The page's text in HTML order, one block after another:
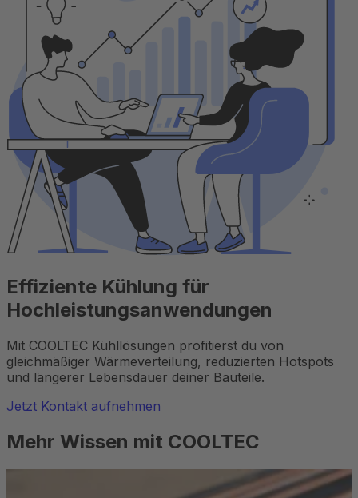
Effiziente Kühlung für
Hochleistungsanwendungen
Mit COOLTEC Kühllösungen profitierst du von
gleichmäßiger Wärmeverteilung, reduzierten Hotspots
und längerer Lebensdauer deiner Bauteile.
Jetzt Kontakt aufnehmen
Mehr Wissen mit COOLTEC